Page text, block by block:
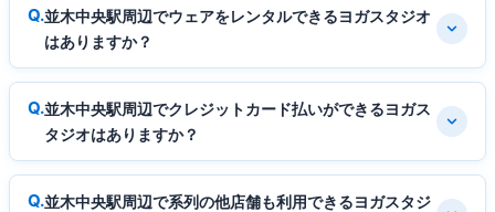
並木中央駅周辺でウェアをレンタルできるヨガスタジオ
はありますか？
並木中央駅周辺でクレジットカード払いができるヨガス
タジオはありますか？
並木中央駅周辺で系列の他店舗も利用できるヨガスタジ